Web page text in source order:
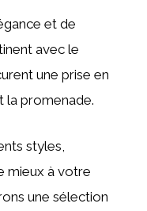
et de
avec le
une prise en
la promenade.
styles,
mieux à votre
une sélection